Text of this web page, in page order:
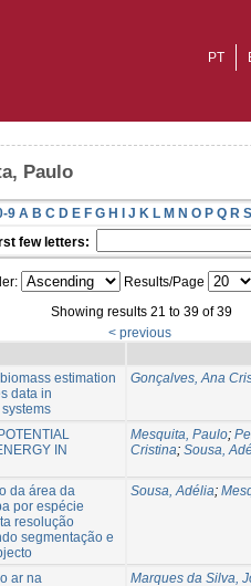
PT
Paulo
9 A B C D E F G H I J K L M N O P Q R S
few letters:
Results/Page
Showing results 21 to 39 of 39
< previous
estimation
data in
Gonçalves, Ana
IN
Mesquita, Paulo;
Cristina; Sousa,
da área da
por espécie
resolução
segmentação e
Sousa, Adélia;
ar na
Marques da Silva,